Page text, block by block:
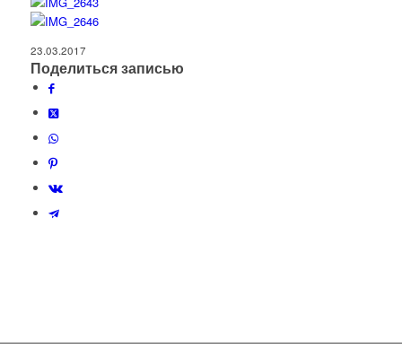
23.03.2017
Поделиться записью